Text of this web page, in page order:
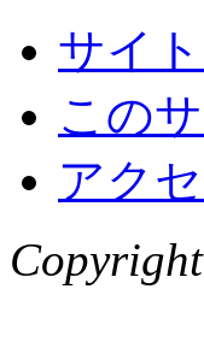
サイ
この
アク